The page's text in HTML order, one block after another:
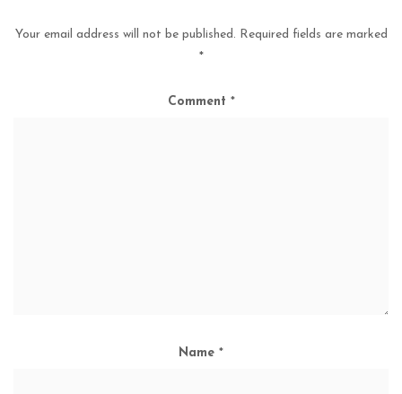
Your email address will not be published. Required fields are marked
*
Comment *
Name *